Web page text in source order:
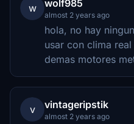
w wolf985
almost 2 years ago
hola, no hay
usar con clima
demas motores
v vintageripstik
almost 2 years ago